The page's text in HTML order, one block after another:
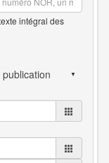
intégral des